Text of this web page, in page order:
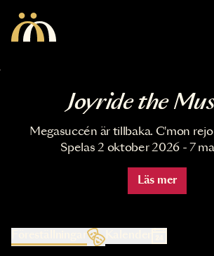
Joyride the
Megasuccén är tillbaka. C'mon
Spelas 2 oktober 2026 - 7
Läs mer
Kalender